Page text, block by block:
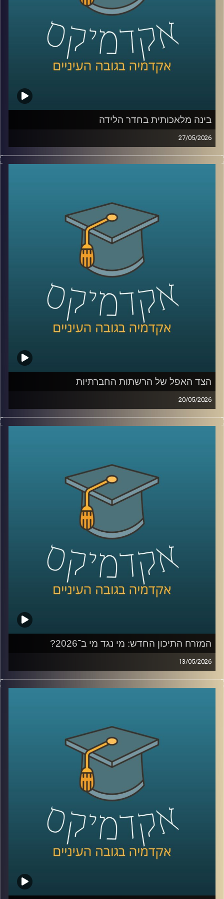
לממשל, דיפלומטיה ואסטרטגיה ב־אוניברסיטת רייכמן, וחוקר
בכיר ב־המכון למדיניות נגד טרור, מומחה לאיסלאם רדיקלי.
קרדיט תמונות:AudioVersity
בינה מלאכותית בחדר הלידה
27/05/2026
הרפואה נמצאת היום באחת מנקודות המפנה המשמעותיות
ביותר בתולדותיה.
בינה מלאכותית כבר לא נמצאת רק במעבדות או במחקרים, היא
נכנסת אל תוך חדרי הטיפול, אל תוך רגעים של חוסר ודאות,
ולעיתים גם אל תוך ההחלטות הכי קריטיות שיש.
האם זה הופך את הרפואה למדויקת יותר, או דווקא משנה את
האופן שבו רופאים חושבים, שוקלים ומחליטים?
כדי להבין איך השינוי הזה נראה מבפנים, דווקא באחד
התחומים הכי רגישים ומורכבים ברפואה, עולם הלידות, נמצאת
איתנו היום פרופ’ אסנת ולפיש, מנהלת בית החולים לנשים
בבילינסון ומשנה לדיקן בית הספר לרפואה באוניברסיטת
שנמצאת בחזית של שילוב טכנולוגיות מתקדמות ברפואה לצד
עבודה קלינית יומיומית בקבלת החלטות בזמן אמת.
קרדיט תמונות:AudioVersity
הצד האפל של הרשתות החברתיות
20/05/2026
בשנים האחרונות, הרשתות החברתיות הפכו מפלטפורמה
שמקשרת בין אנשים בעיקר לדבר מרכזי בחיי רוב האנשים,
שמירה על קשר עם חברים, מציאת עבודה, אבל גם המון דברים
שליליים, אנחנו נחשפים לדברים שעושים לנו רע, מתגברים
יכולים לפתח הפרעות אכילה או דיכאון ועל אף שרובנו מבינים
את הנזקים הפוטנציאלים קשה לנו להתנתק או אפילו להמעיט
אז מה אפשר לעשות?
כדי לענות על השאלה הזו הצטרף אליי היום פרופ׳ צחי חייט,
ראש ההתמחות השיווקית בביה"ס סמי עופר לתקשורת.
קרדיט תמונות:AudioVersity
המזרח התיכון החדש: מי נגד מי ב־2026?
13/05/2026
לפני כמה שנים, רוב האנשים עוד הצליחו להבין פחות או יותר
מי נגד מי במזרח התיכון.
החות’ים, רוסיה, הסכמים, איומים, מלחמה רב־זירתית… ובין כל
הכותרות, הרבה אנשים פשוט איבדו את התמונה הגדולה.
אז בפרק הזה רצינו לעצור רגע ולעשות סדר.
להבין מה באמת קורה באזור שלנו, מה השתנה מאז השבעה
באוקטובר, ואיך נראית היום המפה האסטרטגית של המזרח
איתנו היום ד”ר שי הר-צבי, מרצה וחוקר בכיר במכון למדיניות
ואסטרטגיה ב־אוניברסיטת רייכמן, ולשעבר מנכ”ל בפועל של
המשרד לנושאים אסטרטגיים וראש זירה בחטיבת המחקר
וביחד ננסה להבין: האם איראן באמת מתקרבת לנשק גרעיני,
מה מצבו האמיתי של חיזבאללה, האם חמאס עדיין שולט בעזה,